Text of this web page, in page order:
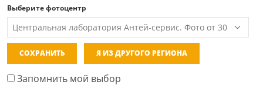
Выберите фотоцентр
СОХРАНИТЬ Я ИЗ ДРУГОГО РЕГИОНА
Запомнить мой выбор